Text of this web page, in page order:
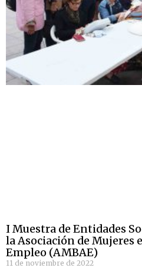
I Muestra de Entidades
la Asociación de Mujeres
Empleo (AMBAE)
11 de noviembre de 2022